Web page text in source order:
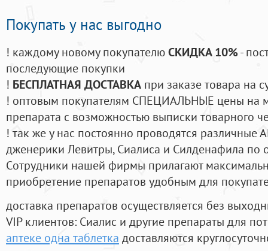
Покупать у нас выгодно
! каждому новому покупателюСКИДКА 10%-
последующие покупки
! БЕСПЛАТНАЯ ДОСТАВКА при заказе товара на
! оптовым покупателям СПЕЦИАЛЬНЫЕ цены на
препарата с возможностью выписки товарного
! так же у нас постоянно проводятся
дженерики Левитры, Сиалиса и Силденафила по
Cотрудники нашей фирмы прилагают
приобретение препаратов удобным для
доставка препаратов осуществляется без
VIP клиентов: Сиалис и другие препараты для
аптеке одна таблетка доставляются